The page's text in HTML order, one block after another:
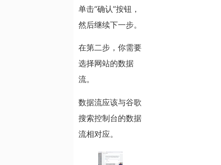
单击“确认”按钮，
然后继续下一步。
在第二步，你需要
选择网站的数据
流。
数据流应该与谷歌
搜索控制台的数据
流相对应。